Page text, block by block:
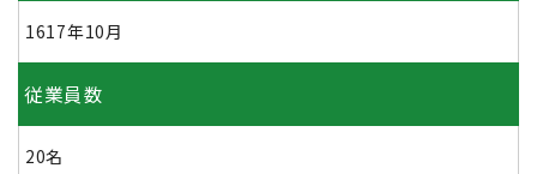
1617年10月
従業員数
20名